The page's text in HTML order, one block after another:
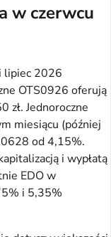
w czerwcu
lipiec 2026
OTS0926 oferują
zł. Jednoroczne
miesiącu (później
od 4,15%.
i wypłatą
EDO w
i 5,35%